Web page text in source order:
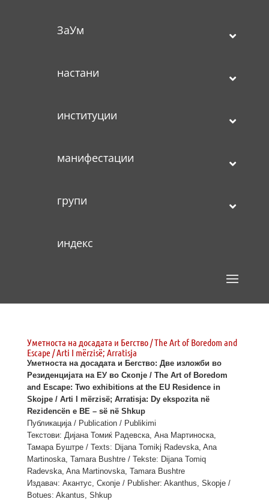
ЗаУм
настани
институции
манифестации
групи
индекс
Уметноста на досадата и Бегство / The Art of Boredom and
Escape / Arti I mërzisë; Arratisja
Уметноста на досадата и Бегство: Две изложби во
Резиденцијата на ЕУ во Скопје / The Art of Boredom
and Escape: Two exhibitions at the EU Residence in
Skojpe / Arti I mërzisë; Arratisja: Dy ekspozita në
Rezidencën e BE – së në Shkup
Публикација / Publication / Publikimi
Текстови: Дијана Томиќ Радевска, Ана Мартиноска,
Тамара Буштре / Texts: Dijana Tomikj Radevska, Ana
Martinoska, Tamara Bushtre / Tekste: Dijana Tomiq
Radevska, Ana Martinovska, Tamara Bushtre
Издавач: Акантус, Скопје / Publisher: Akanthus, Skopje /
Botues: Akantus, Shkup